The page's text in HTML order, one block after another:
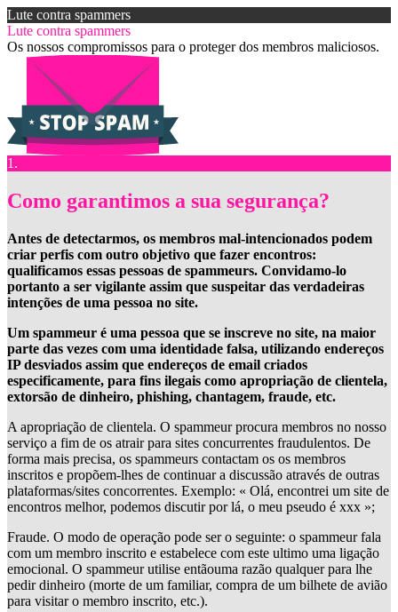
Lute contra spammers
Lute contra spammers
Os nossos compromissos para o proteger dos membros maliciosos.
1.
Como garantimos a sua segurança?
Antes de detectarmos, os membros mal-intencionados podem
criar perfis com outro objetivo que fazer encontros:
qualificamos essas pessoas de spammeurs. Convidamo-lo
portanto a ser vigilante assim que suspeitar das verdadeiras
intenções de uma pessoa no site.
Um spammeur é uma pessoa que se inscreve no site, na maior
parte das vezes com uma identidade falsa, utilizando endereços
IP desviados assim que endereços de email criados
especificamente, para fins ilegais como apropriação de clientela,
extorsão de dinheiro, phishing, chantagem, fraude, etc.
A apropriação de clientela. O spammeur procura membros no nosso
serviço a fim de os atrair para sites concurrentes fraudulentos. De
forma mais precisa, os spammeurs contactam os os membros
inscritos e propõem-lhes de continuar a discussão através de outras
plataformas/sites concorrentes. Exemplo: « Olá, encontrei um site de
encontros melhor, podemos discutir por lá, o meu pseudo é xxx »;
Fraude. O modo de operação pode ser o seguinte: o spammeur fala
com um membro inscrito e estabelece com este ultimo uma ligação
emocional. O spammeur utilise entãouma razão qualquer para lhe
pedir dinheiro (morte de um familiar, compra de um bilhete de avião
para visitar o membro inscrito, etc.).